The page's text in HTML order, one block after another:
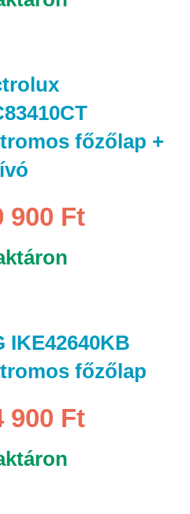
főzőlap +
900 Ft
IKE42640KB
főzőlap
900 Ft